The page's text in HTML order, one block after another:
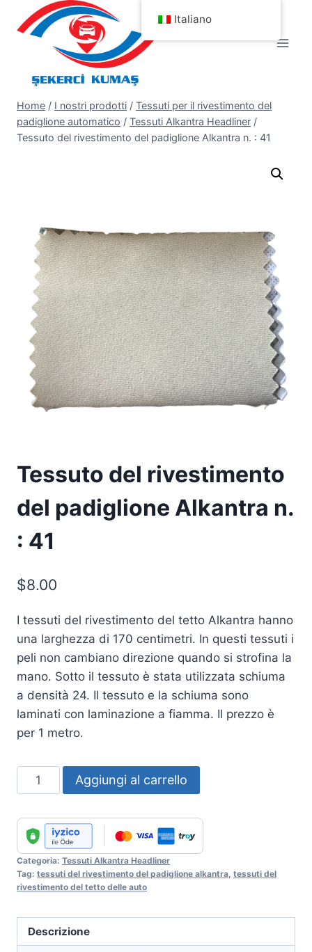
contenuto
Home / I nostri prodotti / Tessuti per il rivestimento del
padiglione automatico / Tessuti Alkantra Headliner /
Tessuto del rivestimento del padiglione Alkantra n. : 41
Tessuto del rivestimento
del padiglione Alkantra n.
: 41
$8.00
I tessuti del rivestimento del tetto Alkantra hanno
una larghezza di 170 centimetri. In questi tessuti i
peli non cambiano direzione quando si strofina la
mano. Sotto il tessuto è stata utilizzata schiuma
a densità 24. Il tessuto e la schiuma sono
laminati con laminazione a fiamma. Il prezzo è
per 1 metro.
Alkantra
Headliner
No
:
41
quantità
Aggiungi al carrello
Categoria: Tessuti Alkantra Headliner
Tag: tessuti del rivestimento del padiglione alkantra, tessuti del
rivestimento del tetto delle auto
Descrizione
Italiano